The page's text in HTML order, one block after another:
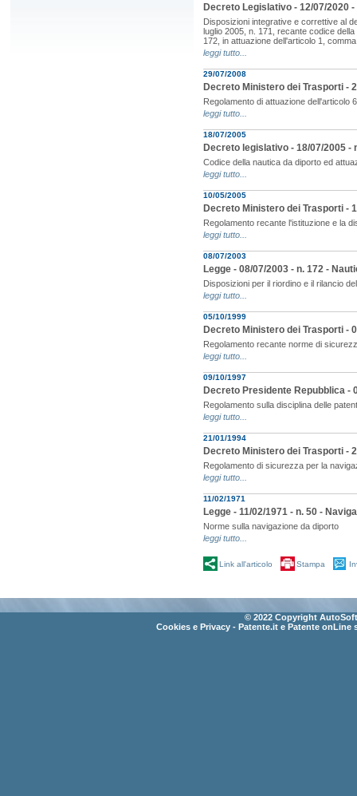
Decreto Legislativo - 12/07/2020
Disposizioni integrative e correttive al
luglio 2005, n. 171, recante codice
172, in attuazione dell'articolo 1,
leggi tutto...
29/07/2008
Decreto Ministero dei Trasporti -
Regolamento di attuazione dell'articolo
leggi tutto...
18/07/2005
Decreto legislativo - 18/07/2005 -
Codice della nautica da diporto ed
leggi tutto...
10/05/2005
Decreto Ministero dei Trasporti -
Regolamento recante l'istituzione e la
leggi tutto...
08/07/2003
Legge - 08/07/2003 - n. 172 -
Disposizioni per il riordino e il rilancio
leggi tutto...
05/10/1999
Decreto Ministero dei Trasporti -
Regolamento recante norme di
leggi tutto...
09/10/1997
Decreto Presidente Repubblica -
Regolamento sulla disciplina delle
leggi tutto...
21/01/1994
Decreto Ministero dei Trasporti -
Regolamento di sicurezza per la
leggi tutto...
11/02/1971
Legge - 11/02/1971 - n. 50 -
Norme sulla navigazione da diporto
leggi tutto...
Link all'articolo Stampa
© 2022 Copyright
Cookies e Privacy - Patente.it e Patente onLine